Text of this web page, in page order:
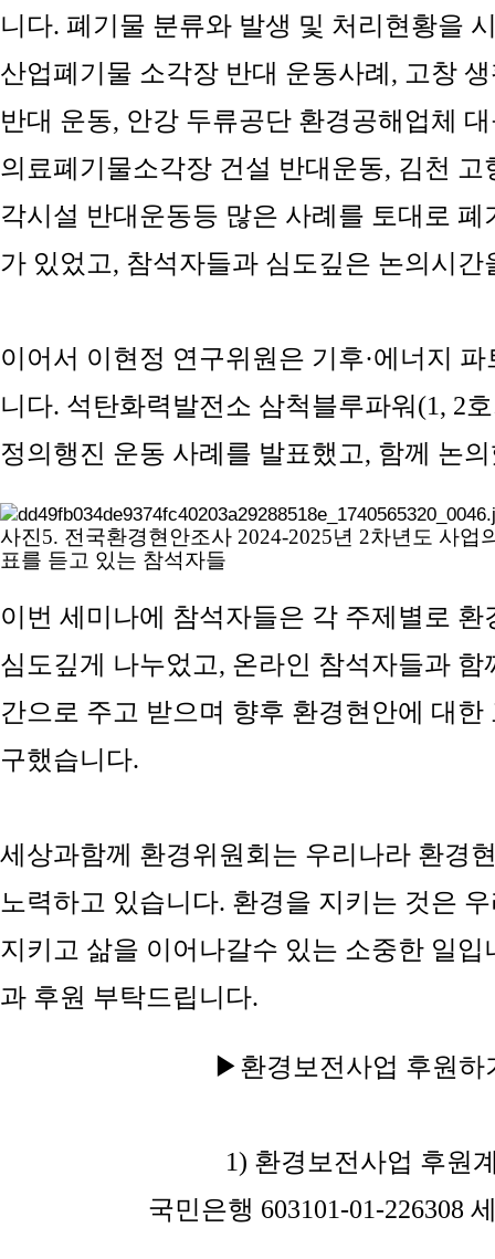
니다. 폐기물 분류와 발생 및 처리현황을
산업폐기물 소각장 반대 운동사례 , 고창
반대 운동, 안강 두류공단 환경공해업체
의료폐기물소각장 건설 반대운동, 김천 고
각시설 반대운동등 많은 사례를 토대로
가 있었고, 참석자들과 심도깊은 논의시간
이어서 이현정 연구위원은 기후·에너지 파
니다. 석탄화력발전소 삼척블루파워(1, 2
정의행진 운동 사례를 발표했고, 함께 논
사진5. 전국환경현안조사 2024-2025년 2차년도 사업
표를 듣고 있는 참석자들
이번 세미나에 참석자들은 각 주제별로
심도깊게 나누었고, 온라인 참석자들과
간으로 주고 받으며 향후 환경현안에 대
구했습니다.
세상과함께 환경위원회는 우리나라 환경
노력하고 있습니다. 환경을 지키는 것은
지키고 삶을 이어나갈수 있는 소중한 일입
과 후원 부탁드립니다.
▶환경보전사업 후원하
1) 환경보전사업 후원
국민은행 603101-01-226308